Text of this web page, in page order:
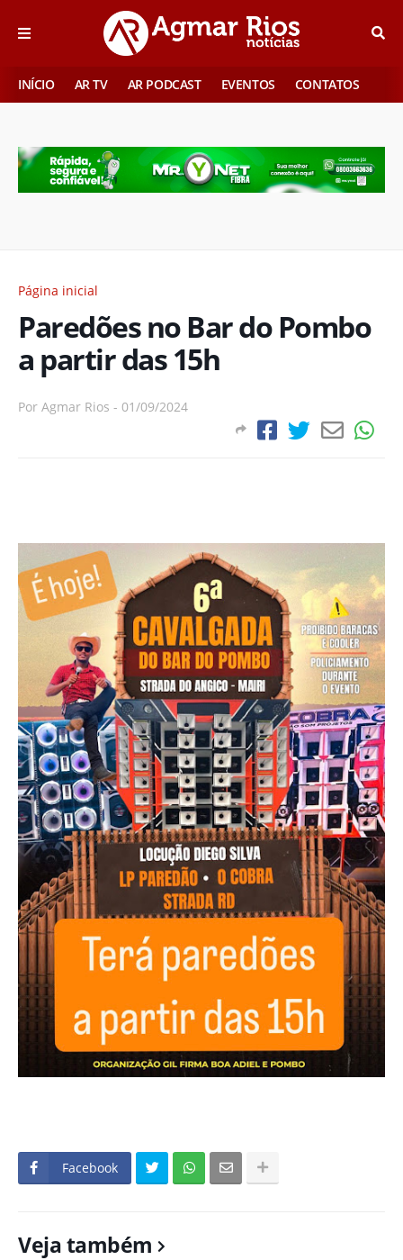
INÍCIO AR TV AR PODCAST EVENTOS CONTATOS
Página inicial
Paredões no Bar do Pombo
a partir das 15h
Por Agmar Rios - 01/09/2024
Facebook
Veja também